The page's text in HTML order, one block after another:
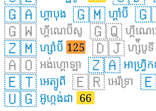
🇬🇦 ហ្គាបុង 🇬🇲 ហ្គាំប៊ី
🇬🇼 ហ្គីណេប៊ីសូ 🇬🇶 ហ្គីណេអ
🇿🇲 ហ្សាំប៊ី 125 🇩🇯 ហ្ស៉ីបូទី
🇦🇴 អង់ហ្គោឡា 🇿🇦 អាហ្វ្រិ
🇪🇹 អេត្យូពី 🇪🇷 អេរីទ្រា
🇺🇬 អ៊ូហ្កង់ដា 66